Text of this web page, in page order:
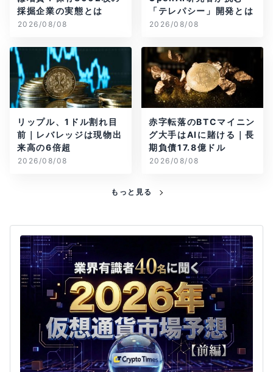
採掘企業の実態とは
2026/08/08
「テレパシー」開発とは
2026/08/08
リップル、1ドル割れ目
前｜レバレッジは現物出
来高の6倍超
2026/08/08
赤字転落のBTCマイニン
グ大手はAIに賭ける｜長
期負債17.8億ドル
2026/08/08
もっと見る